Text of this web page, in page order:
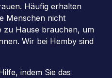
Häufig erhalten
Menschen nicht
zu Hause brauchen, um
Wir bei Hemby sind
indem Sie das